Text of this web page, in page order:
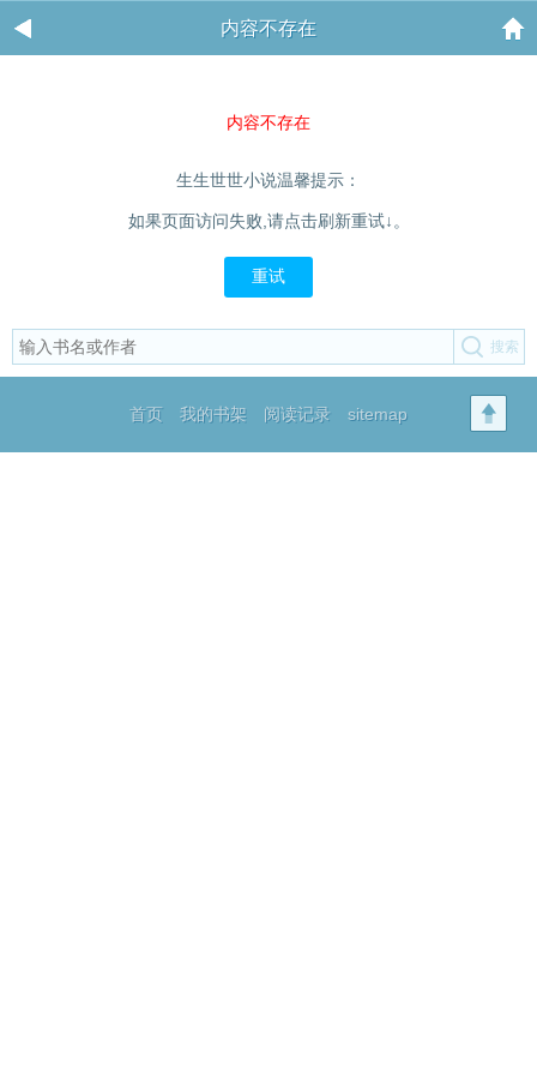
内容不存在
内容不存在
生生世世小说温馨提示：
如果页面访问失败,请点击刷新重试↓。
重试
首页 我的书架 阅读记录 sitemap